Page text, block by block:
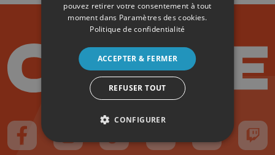
Suivez-nous sur FaceBook
Suivez-nous sur Instagram
Suivez-nous sur TikTok
Suivez-nous sur YouTube
Suivez-nous
pouvez retirer votre consentement à tout
moment dans Paramètres des cookies.
Politique de confidentialité
ACCEPTER & FERMER
REFUSER TOUT
CONFIGURER